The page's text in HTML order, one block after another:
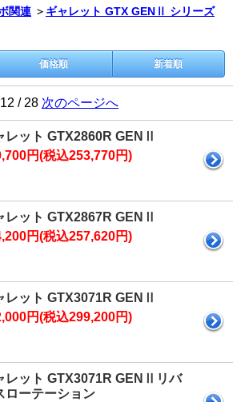
関連 ＞ ギャレット GTX GENⅡ シリーズ
価格順 新着順
/ 28 次のページへ
レット GTX2860R GENⅡ
円(税込253,770円)
レット GTX2867R GENⅡ
円(税込257,620円)
レット GTX3071R GENⅡ
円(税込299,200円)
レット GTX3071R GENⅡリバ
ローテーション